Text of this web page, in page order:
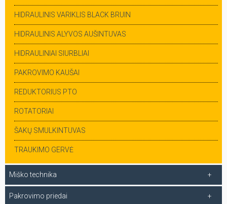
HIDRAULINIS VARIKLIS BLACK BRUIN
HIDRAULINIS ALYVOS AUŠINTUVAS
HIDRAULINIAI SIURBLIAI
PAKROVIMO KAUŠAI
REDUKTORIUS PTO
ROTATORIAI
ŠAKŲ SMULKINTUVAS
TRAUKIMO GERVĖ
Miško technika
Pakrovimo priedai